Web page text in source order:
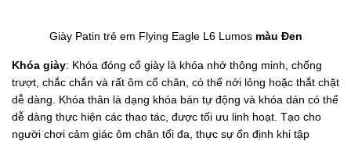
Giày Patin trẻ em Flying Eagle L6 Lumos màu Đen
Khóa giày: Khóa đóng cổ giày là khóa nhớ thông minh, chống
trượt, chắc chắn và rất ôm cổ chân, có thể nới lỏng hoặc thắt chặt
dễ dàng. Khóa thân là dạng khóa bán tự động và khóa dán có thể
dễ dàng thực hiện các thao tác, được tối ưu linh hoạt. Tạo cho
người chơi cảm giác ôm chân tối đa, thực sự ổn định khi tập